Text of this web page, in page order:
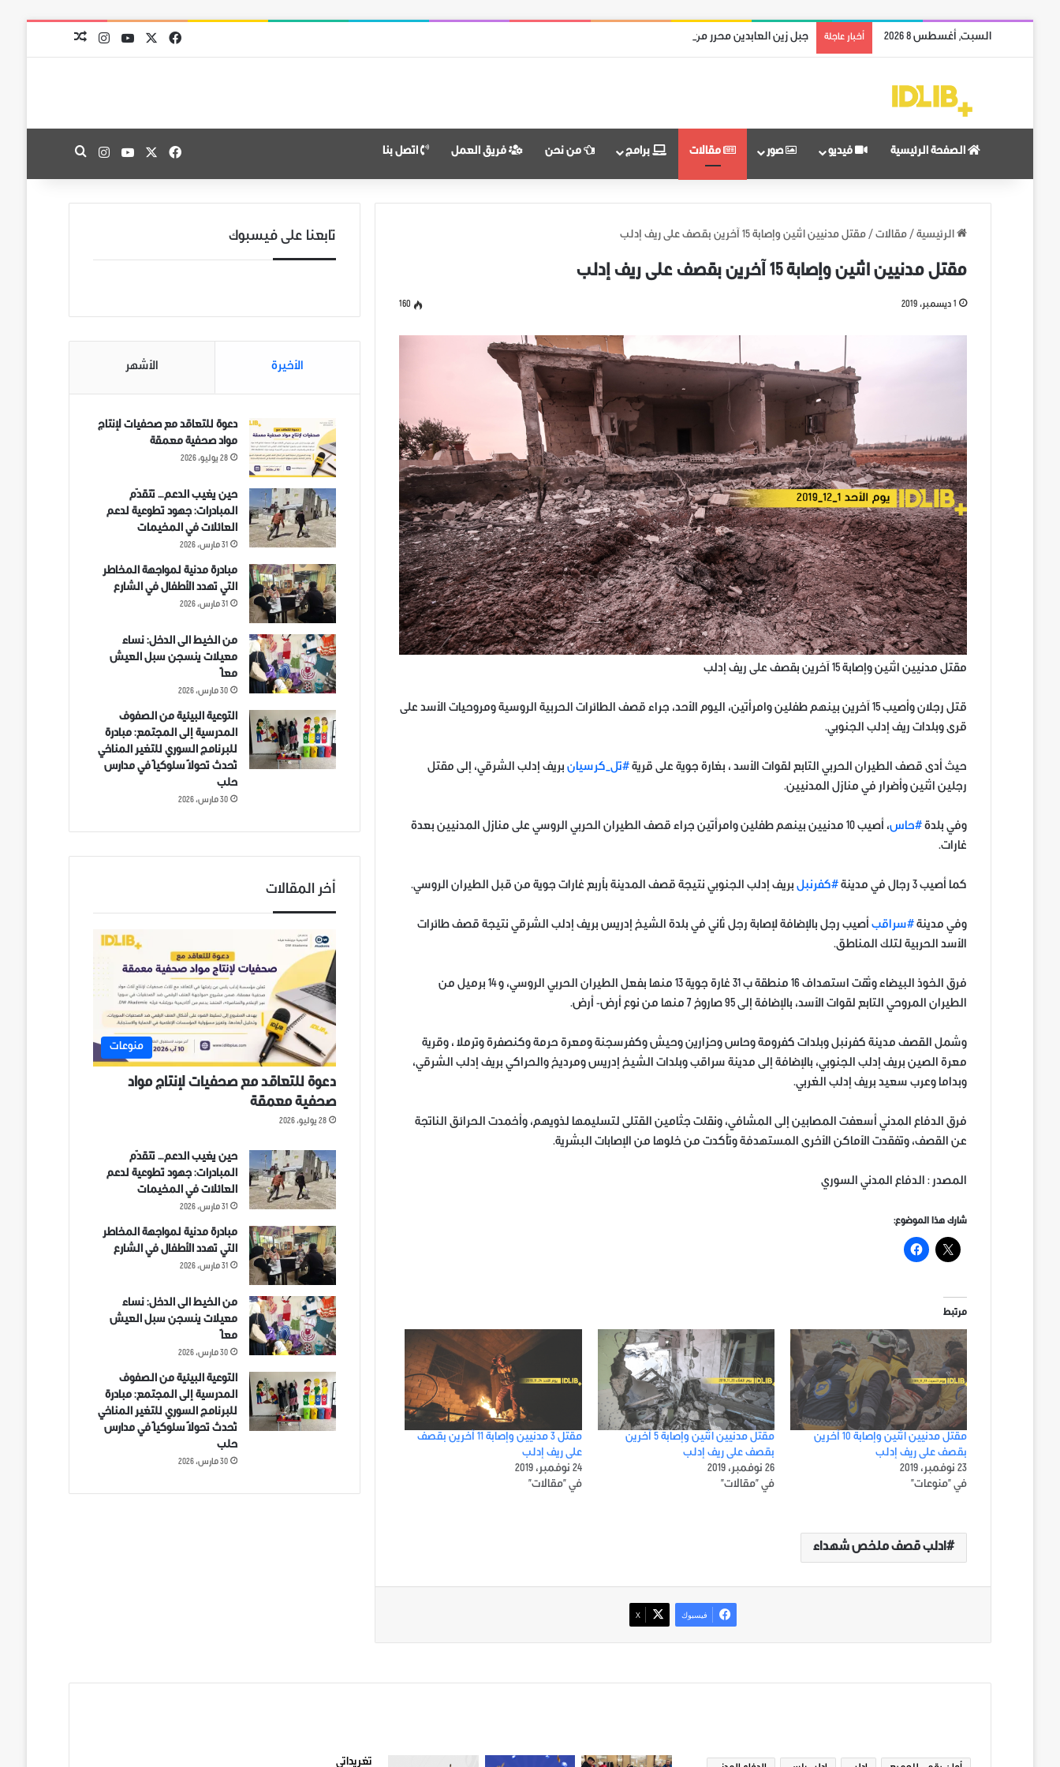
السبت, أغسطس 8 2026 أخبار عاجلة جبل زين العابدين محرر من قوات النظام وميليشياته فيسبوك
‫X
‫YouTubeانستقراممقال عشوائي
الصفحة الرئيسية فيديو صور مقالات برامج من نحن فريق العمل اتصل بنا فيسبوك
‫X
‫YouTubeانستقرامبحث عن
الرئيسية / مقالات / مقتل مدنيين اثنين وإصابة 15 آخرين بقصف على ريف إدلب
مقتل مدنيين اثنين وإصابة 15 آخرين بقصف على ريف إدلب
1 ديسمبر، 2019 160
مقتل مدنيين اثنين وإصابة 15 آخرين بقصف على ريف إدلب
قتل رجلان وأصيب 15 آخرين بينهم طفلين وامرأتين، اليوم الأحد، جراء قصف الطائرات الحربية الروسية ومروحيات الأسد على
قرى وبلدات ريف إدلب الجنوبي.
حيث أدى قصف الطيران الحربي التابع لقوات الأسد ، بغارة جوية على قرية #تل_كرسيانبريف إدلب الشرقي، إلى مقتل
رجلين اثنين وأضرار في منازل المدنيين.
وفي بلدة #حاس
، أصيب 10 مدنيين بينهم طفلين وامرأتين جراء قصف الطيران الحربي الروسي على منازل المدنيين بعدة
غارات.
كما أصيب 3 رجال في مدينة #كفرنبلبريف إدلب الجنوبي نتيجة قصف المدينة بأربع غارات جوية من قبل الطيران الروسي.
وفي مدينة #سراقبأصيب رجل بالإضافة لإصابة رجل ثاني في بلدة الشيخ إدريس بريف إدلب الشرقي نتيجة قصف طائرات
الأسد الحربية لتلك المناطق.
فرق الخوذ البيضاء وثقت استهداف 16 منطقة ب 31 غارة جوية 13 منها بفعل الطيران الحربي الروسي، و 14 برميل من
الطيران المروحي التابع لقوات الأسد، بالإضافة إلى 95 صاروخ 7 منها من نوع أرض- أرض.
وشمل القصف مدينة كفرنبل وبلدات كفرومة وحاس وحزارين وحيش وكفرسجنة ومعرة حرمة وكنصفرة وترملا ، وقرية
معرة الصين بريف إدلب الجنوبي، بالإضافة إلى مدينة سراقب وبلدات الشيخ إدريس ومرديخ والحراكي بريف إدلب الشرقي،
وبداما وعرب سعيد بريف إدلب الغربي.
فرق الدفاع المدني أسعفت المصابين إلى المشافي، ونقلت جثامين القتلى لتسليمها لذويهم، وأخمدت الحرائق الناتجة
عن القصف، وتفقدت الأماكن الأخرى المستهدفة وتأكدت من خلوها من الإصابات البشرية.
المصدر : الدفاع المدني السوري
شارك هذا الموضوع:
مرتبط
مقتل مدنيين اثنين وإصابة 10 آخرين
بقصف على ريف إدلب
23 نوفمبر، 2019
في "منوعات"
مقتل مدنيين اثنين وإصابة 5 آخرين
بقصف على ريف إدلب
26 نوفمبر، 2019
في "مقالات"
مقتل 3 مدنيين وإصابة 11 آخرين بقصف
على ريف إدلب
24 نوفمبر، 2019
في "مقالات"
ادلب قصف ملخص شهداء
فيسبوك ‫X
تابعنا على فيسبوك
الأخيرة الأشهر
دعوة للتعاقد مع صحفيات لإنتاج
مواد صحفية معمقة
28 يوليو، 2026
حين يغيب الدعم… تتقدّم
المبادرات: جهود تطوعية لدعم
العائلات في المخيمات
31 مارس، 2026
مبادرة مدنية لمواجهة المخاطر
التي تهدد الأطفال في الشارع
31 مارس، 2026
من الخيط الى الدخل: نساء
معيلات ينسجن سبل العيش
معاً
30 مارس، 2026
التوعية البيئية من الصفوف
المدرسية إلى المجتمع: مبادرة
للبرنامج السوري للتغير المناخي
تُحدث تحولاً سلوكياً في مدارس
حلب
30 مارس، 2026
أخر المقالات
منوعات
دعوة للتعاقد مع صحفيات لإنتاج مواد
صحفية معمقة
28 يوليو، 2026
حين يغيب الدعم… تتقدّم
المبادرات: جهود تطوعية لدعم
العائلات في المخيمات
31 مارس، 2026
مبادرة مدنية لمواجهة المخاطر
التي تهدد الأطفال في الشارع
31 مارس، 2026
من الخيط الى الدخل: نساء
معيلات ينسجن سبل العيش
معاً
30 مارس، 2026
التوعية البيئية من الصفوف
المدرسية إلى المجتمع: مبادرة
للبرنامج السوري للتغير المناخي
تُحدث تحولاً سلوكياً في مدارس
حلب
30 مارس، 2026
تغريداتي